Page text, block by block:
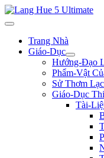
Trang Nhà
Giáo-Dục
Hướng-Đạo
Phẩm-Vật
Sử Thơm
Giáo-Dục
Tài-